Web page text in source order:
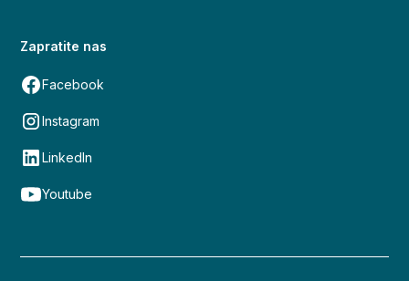
Zapratite nas
Facebook
Instagram
LinkedIn
Youtube